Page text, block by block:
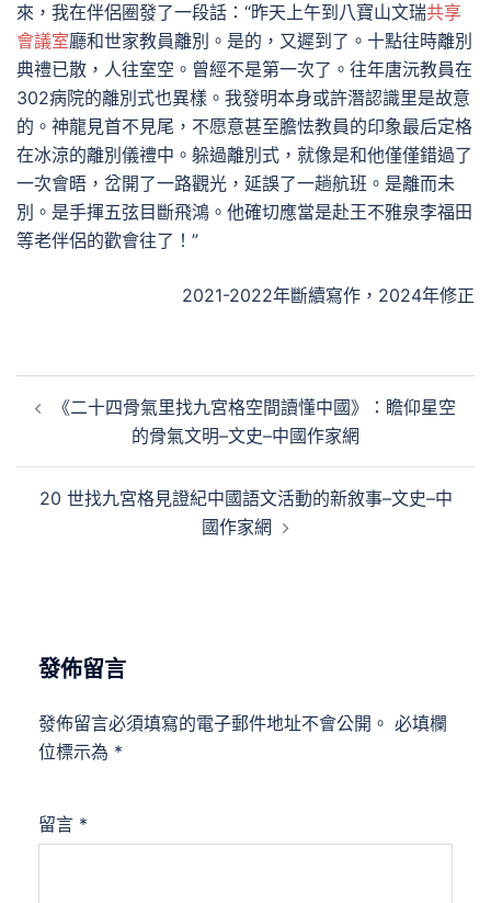
來，我在伴侶圈發了一段話：“昨天上午到八寶山文瑞共享
會議室廳和世家教員離別。是的，又遲到了。十點往時離別
典禮已散，人往室空。曾經不是第一次了。往年唐沅教員在
302病院的離別式也異樣。我發明本身或許潛認識里是故意
的。神龍見首不見尾，不愿意甚至膽怯教員的印象最后定格
在冰涼的離別儀禮中。躲過離別式，就像是和他僅僅錯過了
一次會晤，岔開了一路觀光，延誤了一趟航班。是離而未
別。是手揮五弦目斷飛鴻。他確切應當是赴王不雅泉李福田
等老伴侶的歡會往了！”
2021-2022年斷續寫作，2024年修正
章
《二十四骨氣里找九宮格空間讀懂中國》：瞻仰星空
的骨氣文明–文史–中國作家網
20 世找九宮格見證紀中國語文活動的新敘事–文史–中
國作家網
發佈留言
發佈留言必須填寫的電子郵件地址不會公開。 必填欄
位標示為 *
留言 *